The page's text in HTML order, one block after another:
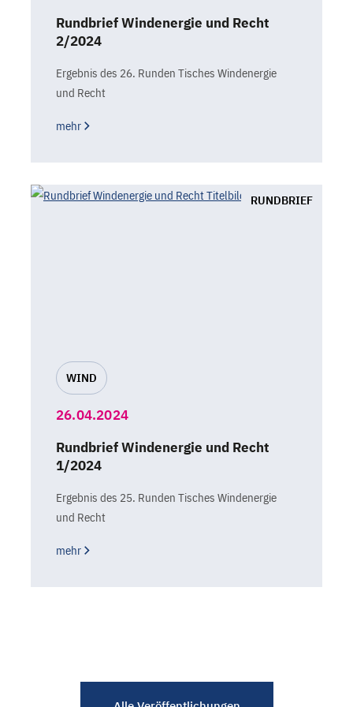
Rundbrief Windenergie und Recht
2/2024
Ergebnis des 26. Runden Tisches Windenergie
und Recht
mehr
RUNDBRIEF
WIND
26.04.2024
Rundbrief Windenergie und Recht
1/2024
Ergebnis des 25. Runden Tisches Windenergie
und Recht
mehr